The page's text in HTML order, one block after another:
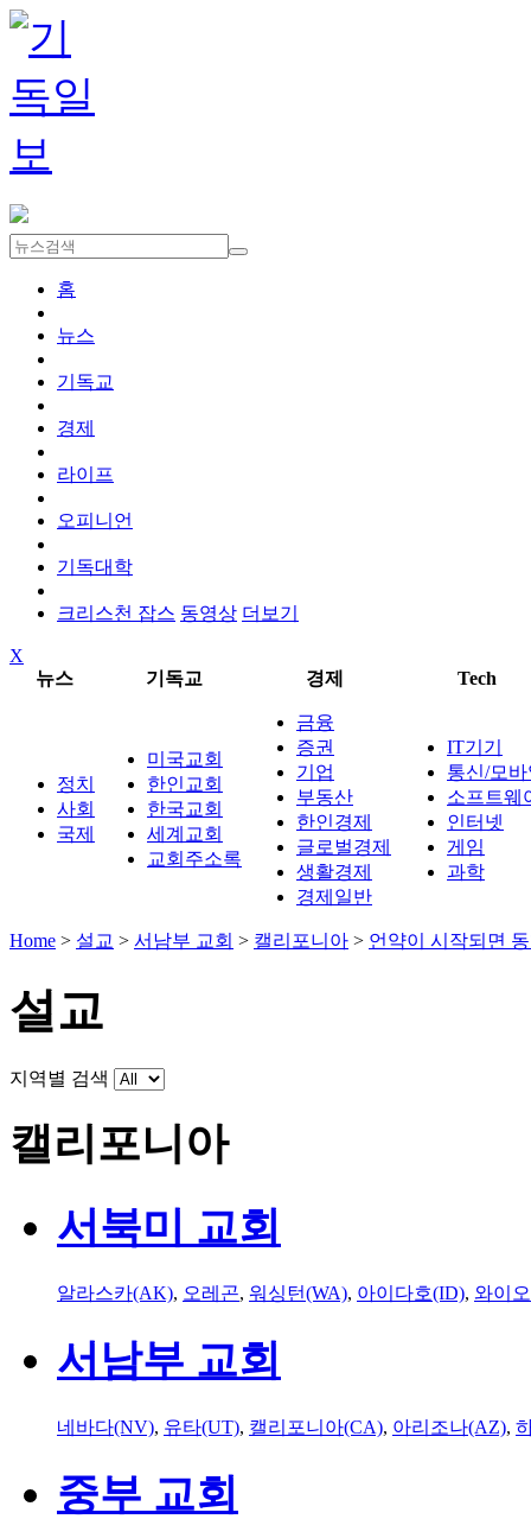
홈
뉴스
기독교
경제
라이프
오피니언
기독대학
크리스천 잡스 동영상 더보기
X
뉴스
기독교 경제 Tech
정치
사회
국제
미국교회
한인교회
한국교회
세계교회
교회주소록
금융
증권
기업
부동산
한인경제
글로벌경제
생활경제
경제일반
IT기기
통신/모
소프트웨
인터넷
게임
과학
Home > 설교 > 서남부 교회 > 캘리포니아 > 언약이 시작되면
설교
지역별 검색
캘리포니아
서북미 교회
알라스카(AK), 오레곤, 워싱턴(WA), 아이다호(ID), 와이
서남부 교회
네바다(NV), 유타(UT), 캘리포니아(CA), 아리조나(AZ),
중부 교회